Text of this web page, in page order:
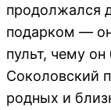
продолжался
подарком —
пульт, чему
Соколовский
родных и